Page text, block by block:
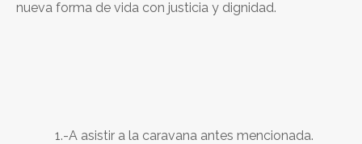
nueva forma de vida con justicia y dignidad.
1.-A asistir a la caravana antes mencionada.